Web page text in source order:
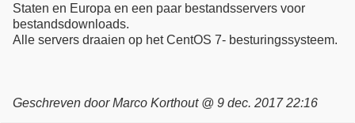
Staten en Europa en een paar bestandsservers voor
bestandsdownloads.
Alle servers draaien op het CentOS 7- besturingssysteem.
Geschreven door Marco Korthout @ 9 dec. 2017 22:16